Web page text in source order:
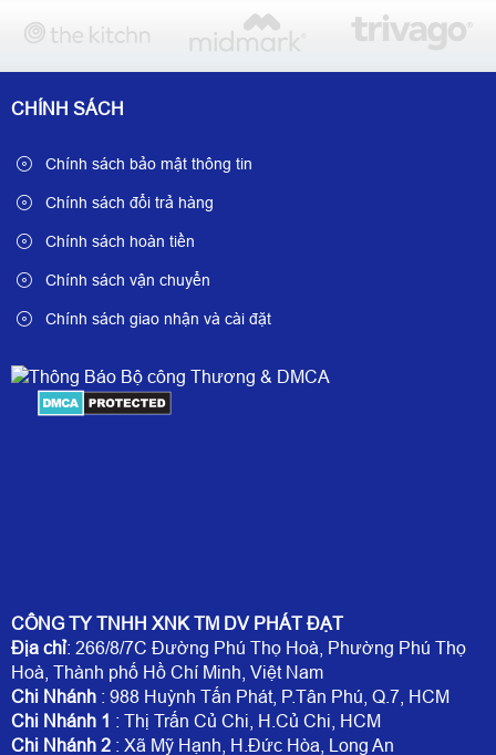
CÔNG TY TNHH XNK TM DV PHÁT ĐẠT
Địa chỉ: 266/8/7C Đường Phú Thọ Hoà, Phường Phú Thọ
Hoà, Thành phố Hồ Chí Minh, Việt Nam
Chi Nhánh : 988 Huỳnh Tấn Phát, P.Tân Phú, Q.7, HCM
Chi Nhánh 1 : Thị Trấn Củ Chi, H.Củ Chi, HCM
Chi Nhánh 2 : Xã Mỹ Hạnh, H.Đức Hòa, Long An
CHÍNH SÁCH
Chính sách bảo mật thông tin
Chính sách đổi trả hàng
Chính sách hoàn tiền
Chính sách vận chuyển
Chính sách giao nhận và cài đặt